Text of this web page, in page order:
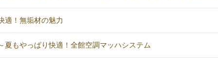
適！無垢材の魅力
夏もやっぱり快適！全館空調マッハシステム